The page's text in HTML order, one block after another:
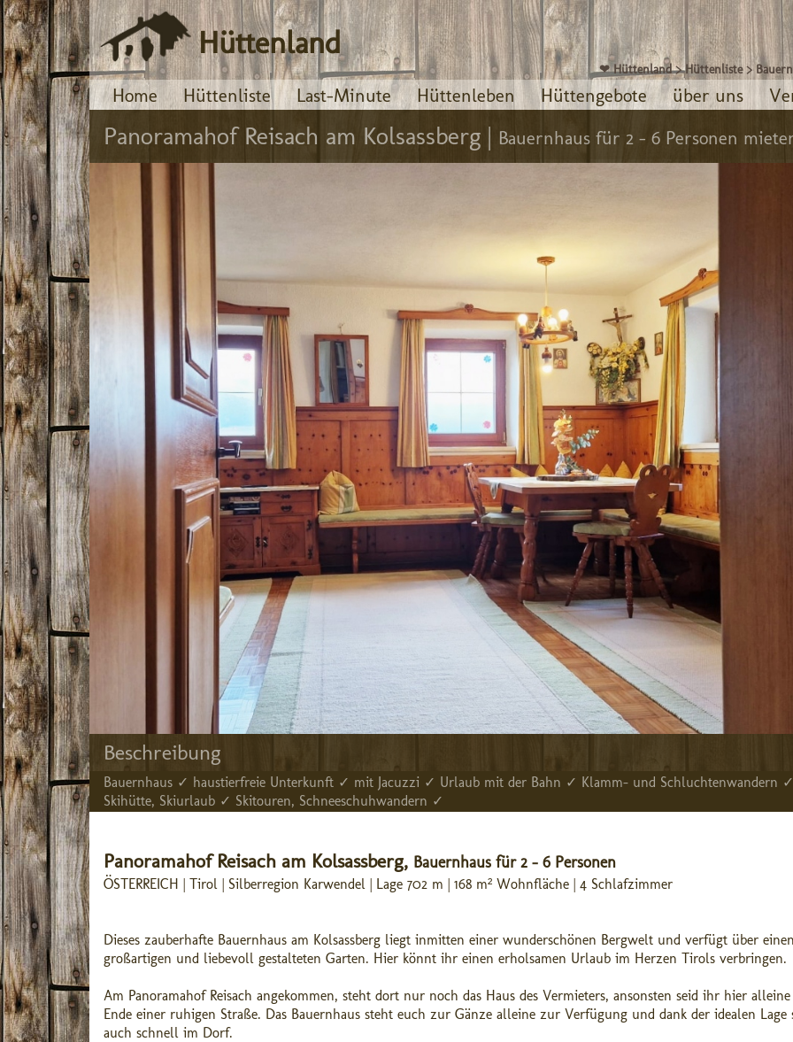
❤ Hüttenland >Hüttenliste >
Hüttenland
Home Hüttenliste Last-Minute Hüttenleben Hüttengebote über uns
Panoramahof Reisach am Kolsassberg | Bauernhaus für 2 - 6 Personen
Beschreibung
Bauernhaus ✓ haustierfreie Unterkunft ✓ mit Jacuzzi ✓ Urlaub mit der Bahn ✓ Klamm- und Schluchtenwandern ✓
Skihütte, Skiurlaub ✓ Skitouren, Schneeschuhwandern ✓
Panoramahof Reisach am Kolsassberg, Bauernhaus für 2 - 6 Personen
ÖSTERREICH | Tirol | Silberregion Karwendel | Lage 702 m | 168 m² Wohnfläche | 4 Schlafzimmer
Dieses zauberhafte Bauernhaus am Kolsassberg liegt inmitten einer wunderschönen Bergwelt und verfügt über
großartigen und liebevoll gestalteten Garten. Hier könnt ihr einen erholsamen Urlaub im Herzen Tirols verbringen.
Am Panoramahof Reisach angekommen, steht dort nur noch das Haus des Vermieters, ansonsten seid ihr hier
Ende einer ruhigen Straße. Das Bauernhaus steht euch zur Gänze alleine zur Verfügung und dank der idealen Lage
auch schnell im Dorf.